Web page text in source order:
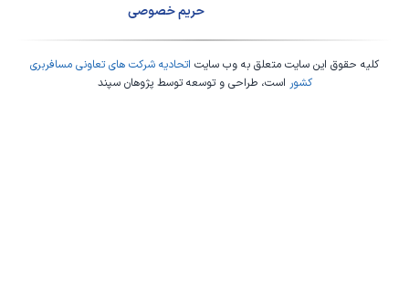
حریم خصوصی
کلیه حقوق این سایت متعلق به وب سایت اتحادیه شرکت های تعاونی مسافربری
کشور است، طراحی و توسعه توسطپژوهان سپند